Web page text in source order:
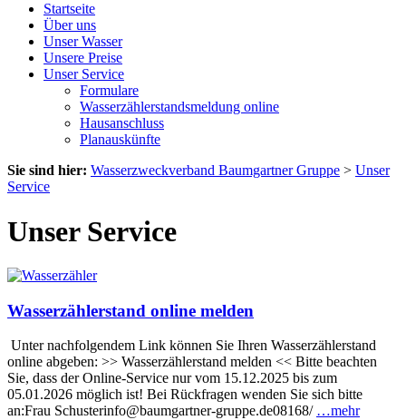
Startseite
Über uns
Unser Wasser
Unsere Preise
Unser Service
Formulare
Wasserzählerstandsmeldung online
Hausanschluss
Planauskünfte
Sie sind hier: Wasserzweckverband Baumgartner Gruppe > Unser
Service
Unser Service
Wasserzählerstand online melden
Unter nachfolgendem Link können Sie Ihren Wasserzählerstand
online abgeben: >> Wasserzählerstand melden << Bitte beachten
Sie, dass der Online-Service nur vom 15.12.2025 bis zum
05.01.2026 möglich ist! Bei Rückfragen wenden Sie sich bitte
an:Frau Schusterinfo@baumgartner-gruppe.de08168/ …mehr